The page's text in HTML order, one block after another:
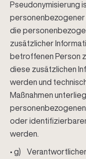
Pseudonymisierung
personenbezogener
die
zusätzlicher
betroffenen Person
diese zusätzlichen
werden und
Maßnahmen
oder
werden.
• g)